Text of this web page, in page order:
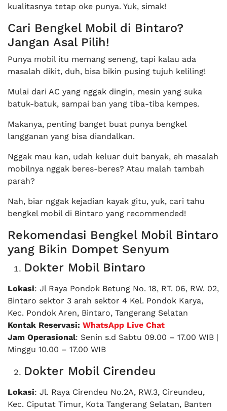
kualitasnya tetap oke punya. Yuk, simak!
Cari Bengkel Mobil di Bintaro?
Jangan Asal Pilih!
Punya mobil itu memang seneng, tapi kalau ada
masalah dikit, duh, bisa bikin pusing tujuh keliling!
Mulai dari AC yang nggak dingin, mesin yang suka
batuk-batuk, sampai ban yang tiba-tiba kempes.
Makanya, penting banget buat punya bengkel
langganan yang bisa diandalkan.
Nggak mau kan, udah keluar duit banyak, eh masalah
mobilnya nggak beres-beres? Atau malah tambah
parah?
Nah, biar nggak kejadian kayak gitu, yuk, cari tahu
bengkel mobil di Bintaro yang recommended!
Rekomendasi Bengkel Mobil Bintaro
yang Bikin Dompet Senyum
Dokter Mobil Bintaro
Lokasi: Jl Raya Pondok Betung No. 18, RT. 06, RW. 02,
Bintaro sektor 3 arah sektor 4 Kel. Pondok Karya,
Kec. Pondok Aren, Bintaro, Tangerang Selatan
Kontak Reservasi: WhatsApp Live Chat
Jam Operasional: Senin s.d Sabtu 09.00 – 17.00 WIB |
Minggu 10.00 – 17.00 WIB
Dokter Mobil Cirendeu
Lokasi: Jl. Raya Cirendeu No.2A, RW.3, Cireundeu,
Kec. Ciputat Timur, Kota Tangerang Selatan, Banten